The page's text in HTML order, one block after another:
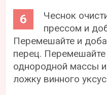
Чеснок
прессом и
Перемешайте и
перец.
однородной массы
ложку винного